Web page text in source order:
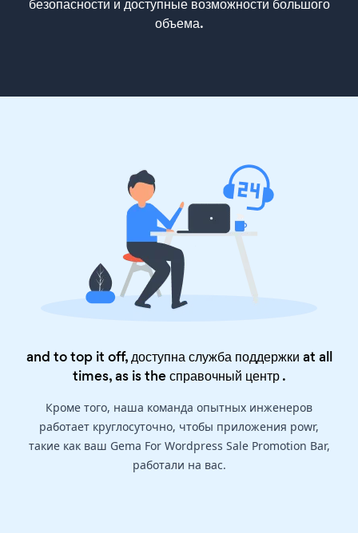
безопасности и доступные возможности большого
объема.
and to top it off, доступна служба поддержки at all
times, as is theсправочный центр.
Кроме того, наша команда опытных инженеров
работает круглосуточно, чтобы приложения powr,
такие как ваш Gema For Wordpress Sale Promotion Bar,
работали на вас.